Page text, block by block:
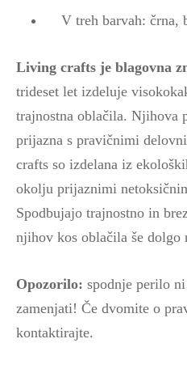
V treh barvah: črna,
Living crafts je blagovna
trideset let izdeluje
trajnostna oblačila. Njihova
prijazna s pravičnimi
crafts so izdelana iz
okolju prijaznimi
Spodbujajo trajnostno in
njihov kos oblačila še dolgo
Opozorilo: spodnje perilo
zamenjati! Če dvomite o
kontaktirajte.